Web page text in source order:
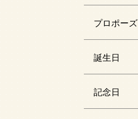
プロポーズ
誕生日
記念日